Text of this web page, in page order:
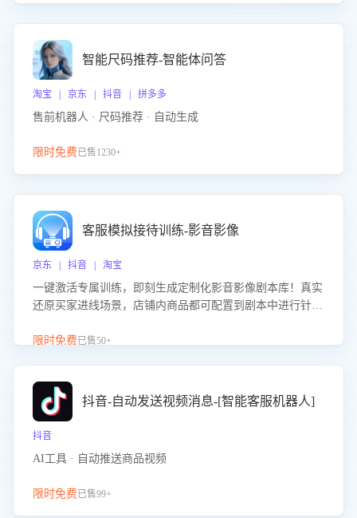
智能尺码推荐-智能体问答
淘宝 | 京东 | 抖音 | 拼多多
售前机器人 · 尺码推荐 · 自动生成
限时免费已售1230+
客服模拟接待训练-影音影像
京东 | 抖音 | 淘宝
一键激活专属训练，即刻生成定制化影音影像剧本库！真实
还原买家进线场景，店铺内商品都可配置到剧本中进行针对
击 “立即开通”，快速获取影音影像类目剧本，一键开启客服
限时免费已售50+
抖音-自动发送视频消息-[智能客服机器人]
抖音
AI工具 · 自动推送商品视频
限时免费已售99+